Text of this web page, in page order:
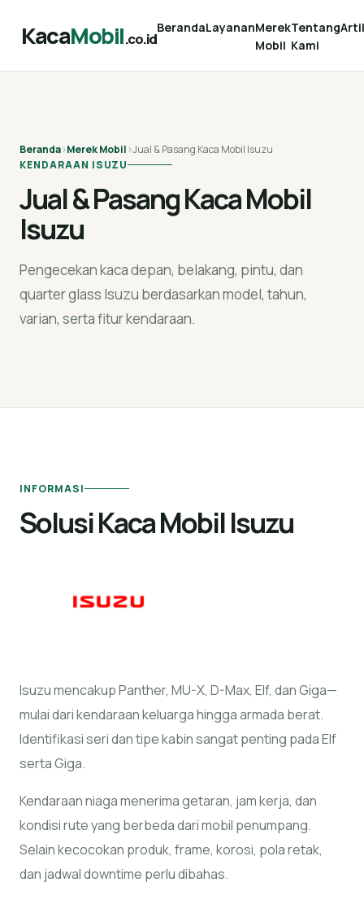
KacaMobil.co.id
BerandaLayananMerek
Mobil
Tentang
Kami
Beranda›Merek Mobil›Jual & Pasang Kaca Mobil Isuzu
KENDARAAN ISUZU
Jual & Pasang Kaca Mobil
Isuzu
Pengecekan kaca depan, belakang, pintu, dan
quarter glass Isuzu berdasarkan model, tahun,
varian, serta fitur kendaraan.
INFORMASI
Solusi Kaca Mobil Isuzu
Isuzu mencakup Panther, MU-X, D-Max, Elf, dan Giga—
mulai dari kendaraan keluarga hingga armada berat.
Identifikasi seri dan tipe kabin sangat penting pada Elf
serta Giga.
Kendaraan niaga menerima getaran, jam kerja, dan
kondisi rute yang berbeda dari mobil penumpang.
Selain kecocokan produk, frame, korosi, pola retak,
dan jadwal downtime perlu dibahas.